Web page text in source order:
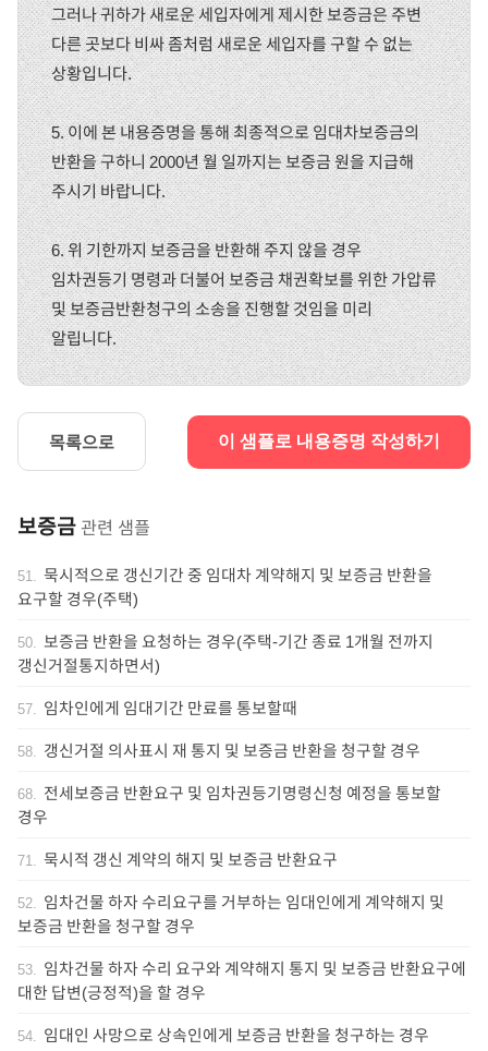
그러나 귀하가 새로운 세입자에게 제시한 보증금은 주변
다른 곳보다 비싸 좀처럼 새로운 세입자를 구할 수 없는
상황입니다.
5. 이에 본 내용증명을 통해 최종적으로 임대차보증금의
반환을 구하니 2000년 월 일까지는 보증금 원을 지급해
주시기 바랍니다.
6. 위 기한까지 보증금을 반환해 주지 않을 경우
임차권등기 명령과 더불어 보증금 채권확보를 위한 가압류
및 보증금반환청구의 소송을 진행할 것임을 미리
알립니다.
목록으로 이 샘플로 내용증명 작성하기
보증금 관련 샘플
51. 묵시적으로 갱신기간 중 임대차 계약해지 및 보증금 반환을
요구할 경우(주택)
50. 보증금 반환을 요청하는 경우(주택-기간 종료 1개월 전까지
갱신거절통지하면서)
57. 임차인에게 임대기간 만료를 통보할때
58. 갱신거절 의사표시 재 통지 및 보증금 반환을 청구할 경우
68. 전세보증금 반환요구 및 임차권등기명령신청 예정을 통보할
경우
71. 묵시적 갱신 계약의 해지 및 보증금 반환요구
52. 임차건물 하자 수리요구를 거부하는 임대인에게 계약해지 및
보증금 반환을 청구할 경우
53. 임차건물 하자 수리 요구와 계약해지 통지 및 보증금 반환요구에
대한 답변(긍정적)을 할 경우
54. 임대인 사망으로 상속인에게 보증금 반환을 청구하는 경우